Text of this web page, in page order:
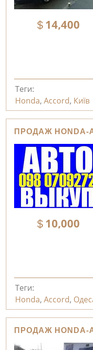
14,400
Теги:
Honda, Accord, Київ
ПРОДАЖ HONDA-
10,000
Теги:
Honda, Accord,
ПРОДАЖ HONDA-